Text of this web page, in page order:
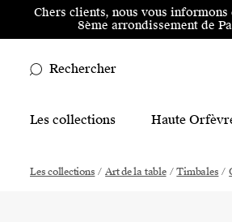
Aller au menu principal Aller au
Chers clients, nous vous
8ème arrondissement de
Main Mobile Navigation
Rechercher
Main Desktop Navigation
Les collections Haute
Les collections / Art de la table / Timbales /